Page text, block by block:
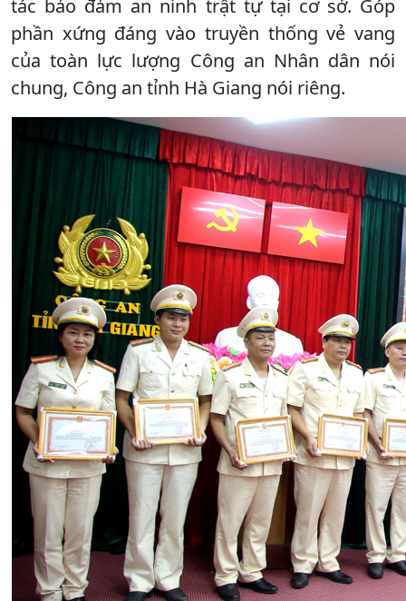
tác bảo đảm an ninh trật tự tại cơ sở. Góp
phần xứng đáng vào truyền thống vẻ vang
của toàn lực lượng Công an Nhân dân nói
chung, Công an tỉnh Hà Giang nói riêng.